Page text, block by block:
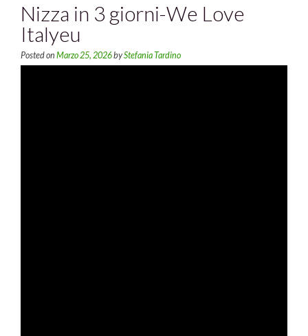
Nizza in 3 giorni-We Love
Italyeu
Posted on Marzo 25, 2026byStefania Tardino